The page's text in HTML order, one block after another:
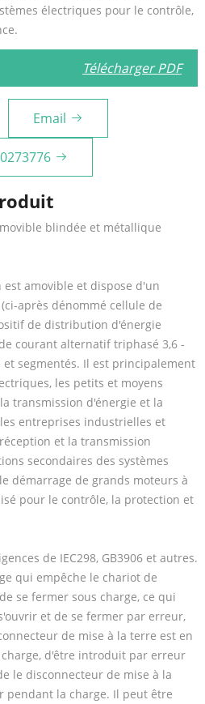
électriques pour le contrôle,
Télécharger PDF
Email
blindée et métallique
amovible et dispose d'un
après dénommé cellule de
de distribution d'énergie
courant alternatif triphasé 3,6 -
et segmentés. Il est principalement
les petits et moyens
transmission d'énergie et la
entreprises industrielles et
et la transmission
secondaires des systèmes
démarrage de grands moteurs à
pour le contrôle, la protection et
de IEC298, GB3906 et autres.
qui empêche le chariot de
se fermer sous charge, ce qui
et de se fermer par erreur,
de mise à la terre est en
d'être introduit par erreur
le disconnecteur de mise à la
la charge. Il peut être